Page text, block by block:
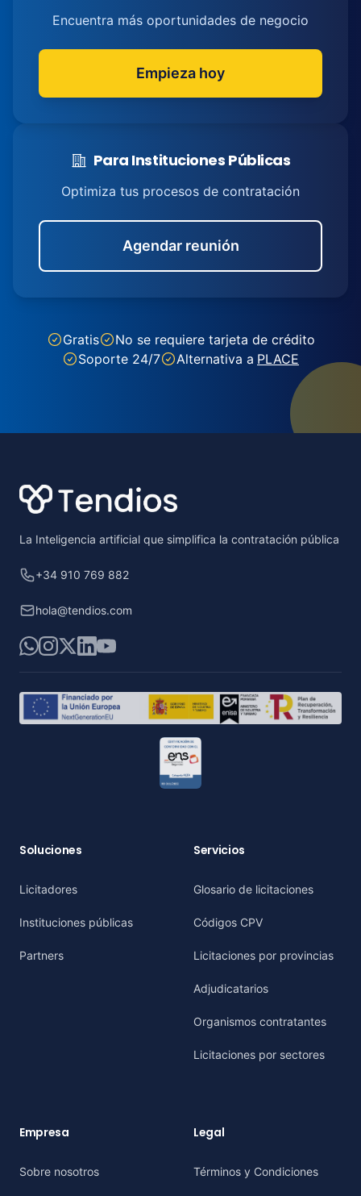
Encuentra más oportunidades de negocio
Empieza hoy
Para Instituciones Públicas
Optimiza tus procesos de contratación
Agendar reunión
Gratis
No se requiere tarjeta de crédito
Soporte 24/7
Alternativa a PLACE
La Inteligencia artificial que simplifica la contratación pública
+34 910 769 882
hola@tendios.com
WhatsApp
Instagram
X LinkedIn
YouTube
Soluciones
Licitadores
Instituciones públicas
Partners
Servicios
Glosario de licitaciones
Códigos CPV
Licitaciones por provincias
Adjudicatarios
Organismos contratantes
Licitaciones por sectores
Empresa
Sobre nosotros
Legal
Términos y Condiciones